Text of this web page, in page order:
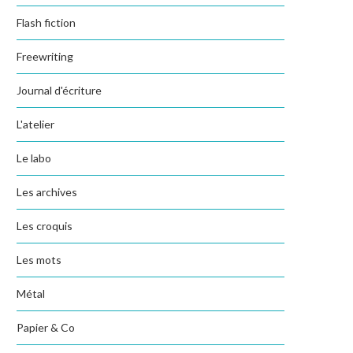
Flash fiction
Freewriting
Journal d'écriture
L'atelier
Le labo
Les archives
Les croquis
Les mots
Métal
Papier & Co